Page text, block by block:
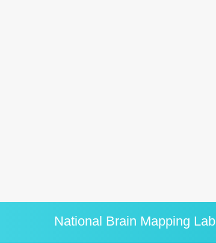
National Brain Mapping Lab